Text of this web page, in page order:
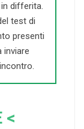
differita.
test di
presenti
inviare
<